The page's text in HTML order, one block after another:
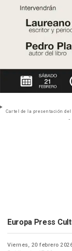
Cartel de la presentación
-
Europa Press
Viernes, 20 febrero